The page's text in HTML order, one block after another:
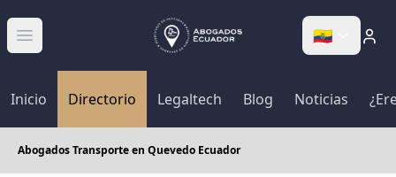
Abrir menú 🇪🇨
Inicio Directorio Legaltech Blog Noticias
Abogados Transporte en Quevedo Ecuador